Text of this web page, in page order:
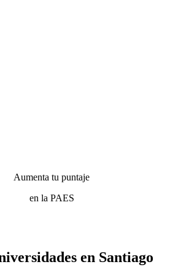
Aumenta tu puntaje
en la PAES
en Santiago